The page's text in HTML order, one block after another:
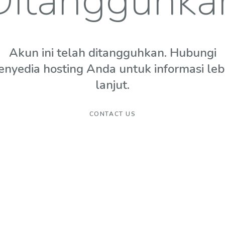
Akun ini telah ditangguhkan. Hubungi
hosting Anda untuk informasi
lanjut.
CONTACT US